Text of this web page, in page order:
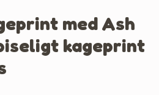
med Ash
kageprint